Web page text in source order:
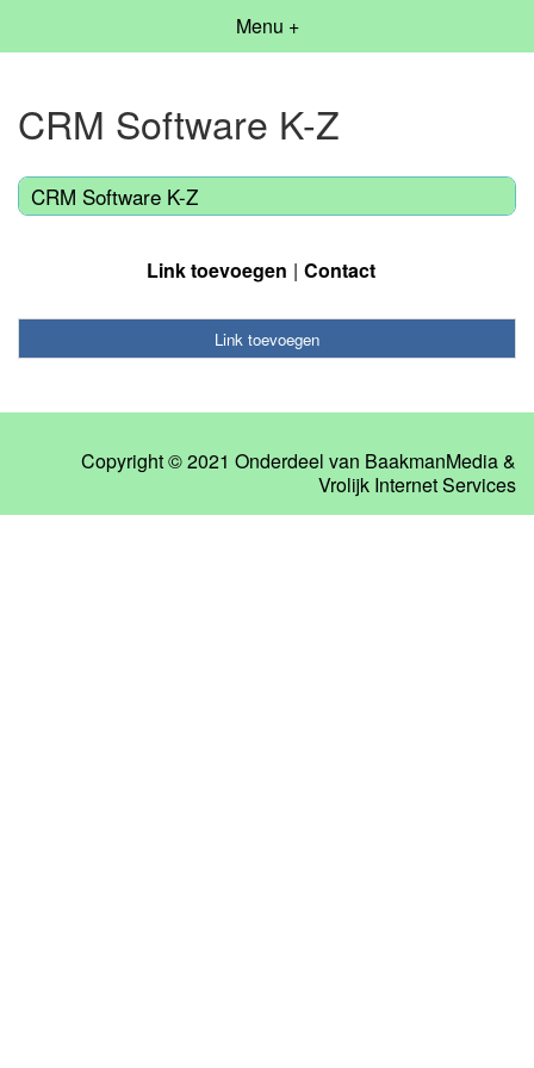
Menu +
CRM Software K-Z
CRM Software K-Z
Link toevoegen Contact
Link toevoegen
Copyright © 2021 Onderdeel van BaakmanMedia&
Vrolijk Internet Services